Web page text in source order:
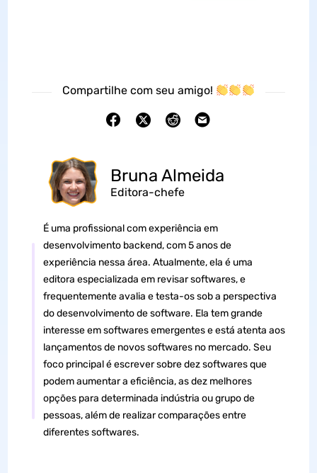
Compartilhe com seu amigo!
Bruna Almeida
Editora-chefe
É uma profissional com experiência em
desenvolvimento backend, com 5 anos de
experiência nessa área. Atualmente, ela é uma
editora especializada em revisar softwares, e
frequentemente avalia e testa-os sob a perspectiva
do desenvolvimento de software. Ela tem grande
interesse em softwares emergentes e está atenta aos
lançamentos de novos softwares no mercado. Seu
foco principal é escrever sobre dez softwares que
podem aumentar a eficiência, as dez melhores
opções para determinada indústria ou grupo de
pessoas, além de realizar comparações entre
diferentes softwares.